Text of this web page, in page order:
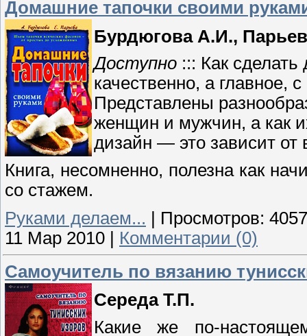
Домашние тапочки своими
Бурдюгова А.И.,
Доступно ::: Как
качественно, а главное,
Представлены
женщин и мужчин, а как
дизайн — это зависит
Книга, несомненно, полезна как
со стажем.
Руками делаем...
Просмотров:
11 Мар 2010
Комментарии (0)
Самоучитель по вязанию
Середа Т.П.
Какие же по-